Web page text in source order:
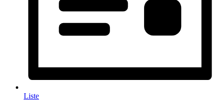
Liste